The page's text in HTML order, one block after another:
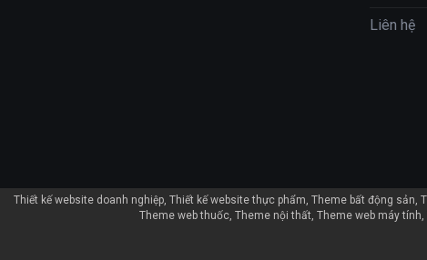
Liên hệ
Thiết kế website doanh nghiệp Thiết kế website thực phẩm Theme bất động sản
Theme web thuốc Theme nội thất Theme web máy tính